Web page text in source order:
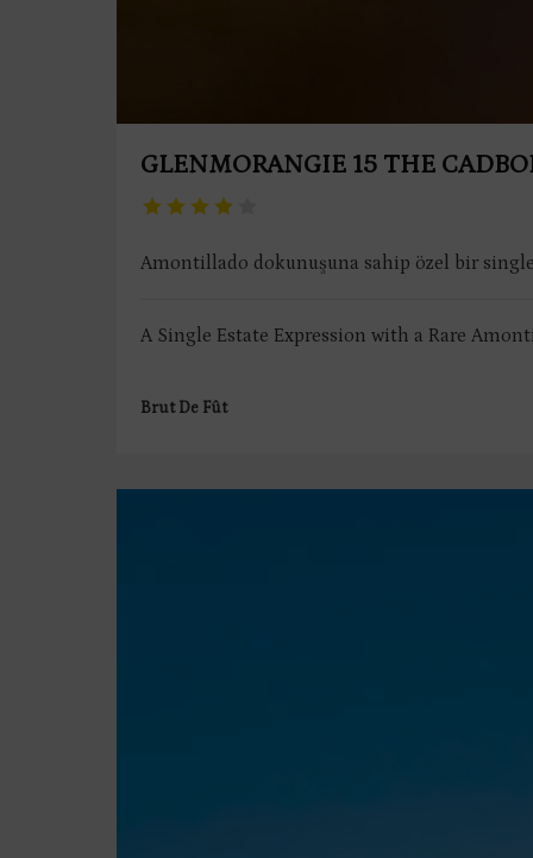
GLENMORANGIE 15 THE
Amontillado dokunuşuna sahip özel bir
A Single Estate Expression with a Rare
Brut De Fût